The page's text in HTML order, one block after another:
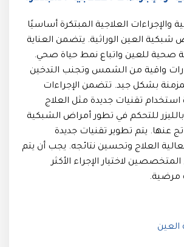
والإجراءات العلاجية المبتكرة أساسيًا
العين الوراثية. يتضمن العناية
صحية للعين واتباع نمط حياة صحي.
واقية من الشمس وتجنب التدخين
بشكل جيد. تتضمن الإجراءات
استخدام تقنيات جديدة مثل العلاج
للتحكم في تطور أمراض الشبكية
عنها. يتم تطوير تقنيات جديدة
العلاج وتحسين نتائجه. يجب أن يتم
لاختيار الإجراء الأكثر
مرضية.